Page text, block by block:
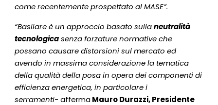
come recentemente prospettato al MASE”.
“Basilare è un approccio basato sullaneutralità
tecnologicasenza forzature normative che
possano causare distorsioni sul mercato ed
avendo in massima considerazione la tematica
della qualità della posa in opera dei componenti di
efficienza energetica, in particolare i
serramenti- affermaMauro Durazzi, Presidente